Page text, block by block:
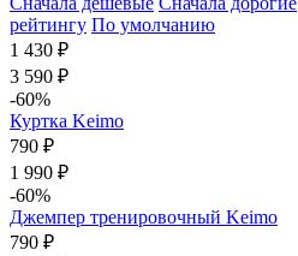
рейтингу По умолчанию
1 430 ₽
3 590 ₽
-60%
Куртка Keimo
790 ₽
1 990 ₽
-60%
Джемпер тренировочный Keimo
790 ₽